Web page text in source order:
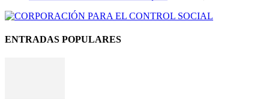
ENTRADAS POPULARES